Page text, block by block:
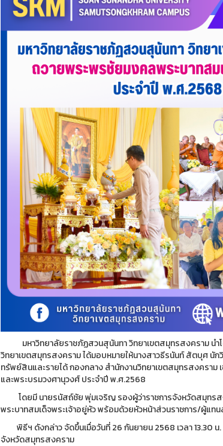
มหาวิทยาลัยราชภัฏสวนสุนันทา วิทยาเขตสมุทรสงคราม นำ
วิทยาเขตสมุทรสงคราม ได้มอบหมายให้นางสาวธีรนันท์ สัตบุศ นั
ทรัพย์สินและรายได้ กองกลาง สำนักงานวิทยาเขตสมุทรสงครา
และพระบรมวงศานุวงศ์ ประจำปี พ.ศ.2568
โดยมี นายรนัสถ์ชัย พุ่มเจริญ รองผู้ว่าราชการจังหวัดสมุทรส
พระบาทสมเด็จพระเจ้าอยู่หัว พร้อมด้วยหัวหน้าส่วนราชการ/ผู้แท
พิธีฯ ดังกล่าว จัดขึ้นเมื่อวันที่ 26 กันยายน 2568 เวลา 13.30
จังหวัดสมุทรสงคราม